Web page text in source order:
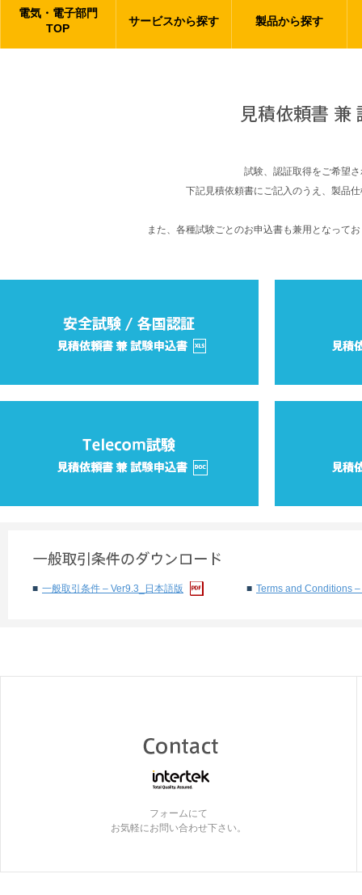
電気・電子部門
TOP
サービスから探す 製品から探す
試験、認証取得をご希望
下記見積依頼書にご記入のうえ、製品
また、各種試験ごとのお申込書も兼用となって
一般取引条件 – Ver9.3_日本語版 Terms and Conditions
フォームにて
お気軽にお問い合わせ下さい。